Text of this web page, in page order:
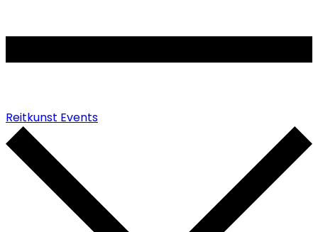
Reitkunst Events